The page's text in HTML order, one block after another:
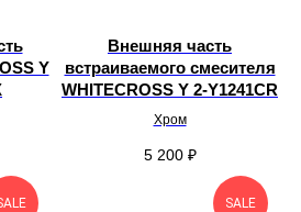
Y
Внешняя часть
встраиваемого смесителя
WHITECROSS Y 2-Y1241CR
Хром
5 200 ₽
SALE